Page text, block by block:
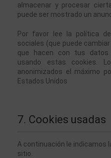
almacenar y procesar
puede ser mostrado un
Por favor lee la política
sociales (que puede
que hacen con tus datos
usando estas cookies.
anonimizados el máximo
Estados Unidos
7. Cookies usadas
A continuación le indicamos
sitio.